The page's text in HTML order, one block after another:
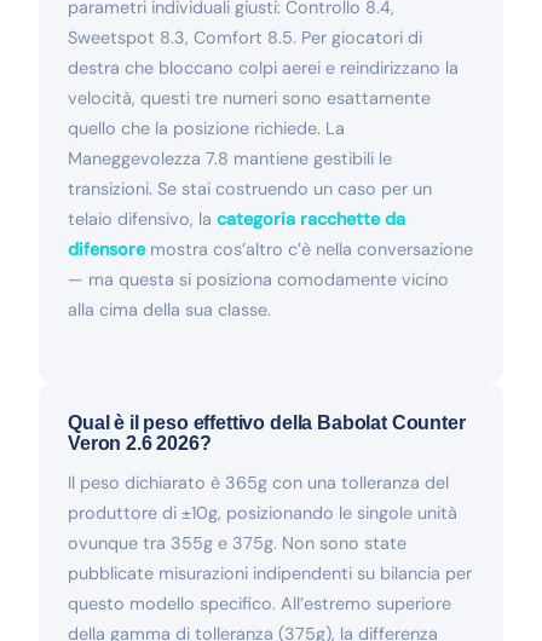
parametri individuali giusti: Controllo 8.4,
Sweetspot 8.3, Comfort 8.5. Per giocatori di
destra che bloccano colpi aerei e reindirizzano la
velocità, questi tre numeri sono esattamente
quello che la posizione richiede. La
Maneggevolezza 7.8 mantiene gestibili le
transizioni. Se stai costruendo un caso per un
telaio difensivo, la categoria racchette da
difensoremostra cos’altro c’è nella conversazione
— ma questa si posiziona comodamente vicino
alla cima della sua classe.
Qual è il peso effettivo della Babolat Counter
Veron 2.6 2026?
Il peso dichiarato è 365g con una tolleranza del
produttore di ±10g, posizionando le singole unità
ovunque tra 355g e 375g. Non sono state
pubblicate misurazioni indipendenti su bilancia per
questo modello specifico. All’estremo superiore
della gamma di tolleranza (375g), la differenza